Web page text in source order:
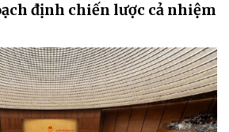
định chiến lược cả nhiệm